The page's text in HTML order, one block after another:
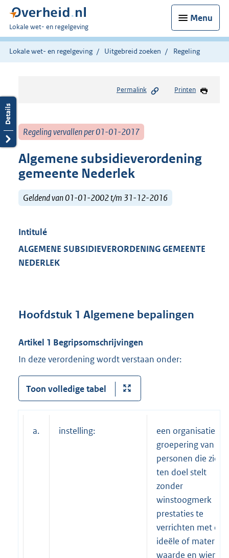
Menu
U
bent
hier:
Lokale wet- en regelgeving
Lokale wet- en regelgeving Uitgebreid zoeken Regeling
Permalink Printen
Regeling vervallen per 01-01-2017
Algemene subsidieverordening
gemeente Nederlek
Geldend van 01-01-2002 t/m 31-12-2016
Intitulé
ALGEMENE SUBSIDIEVERORDENING GEMEENTE
NEDERLEK
Hoofdstuk 1 Algemene bepalingen
Artikel 1 Begripsomschrijvingen
In deze verordening wordt verstaan onder:
Toon volledige tabel
a. instelling:
een organisatie of
groepering van
personen die zich
ten doel stelt
zonder
winstoogmerk
prestaties te
verrichten met een
ideële of materiële
waarde en wiens